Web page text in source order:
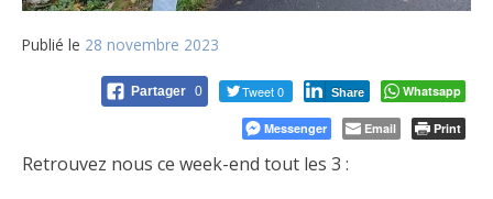
Publié le 28 novembre 2023
Partager 0 Tweet 0 Share Whatsapp
Messenger Email Print
Retrouvez nous ce week-end tout les 3 :